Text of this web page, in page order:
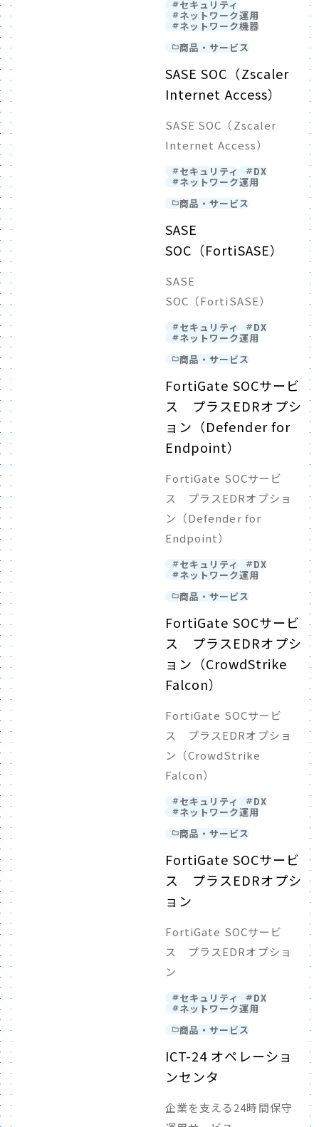
セキュリティ
ネットワーク運用
ネットワーク機器
商品・サービス
SASE SOC（Zscaler
Internet Access）
SASE SOC（Zscaler
Internet Access）
セキュリティ DX
ネットワーク運用
商品・サービス
SASE
SOC（FortiSASE）
SASE
SOC（FortiSASE）
セキュリティ DX
ネットワーク運用
商品・サービス
FortiGate SOCサービ
ス プラスEDRオプシ
ョン（Defender for
Endpoint）
FortiGate SOCサービ
ス プラスEDRオプショ
ン（Defender for
Endpoint）
セキュリティ DX
ネットワーク運用
商品・サービス
FortiGate SOCサービ
ス プラスEDRオプシ
ョン（CrowdStrike
Falcon）
FortiGate SOCサービ
ス プラスEDRオプショ
ン（CrowdStrike
Falcon）
セキュリティ DX
ネットワーク運用
商品・サービス
FortiGate SOCサービ
ス プラスEDRオプシ
ョン
FortiGate SOCサービ
ス プラスEDRオプショ
ン
セキュリティ DX
ネットワーク運用
商品・サービス
ICT-24 オペレーショ
ンセンタ
企業を支える24時間保守